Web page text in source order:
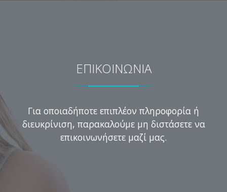
ΕΠΙΚΟΙΝΩΝΙΑ
Για οποιαδήποτε επιπλέον πληροφορία ή
διευκρίνιση, παρακαλούμε μη διστάσετε να
επικοινωνήσετε μαζί μας.